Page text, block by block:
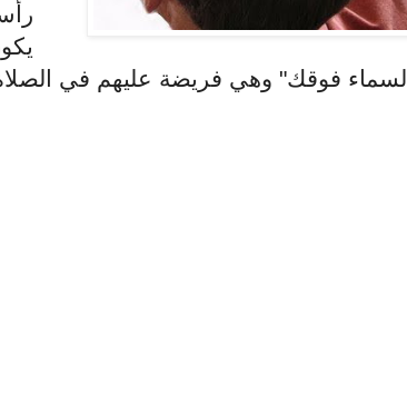
فوقك" وهي فريضة عليهم في